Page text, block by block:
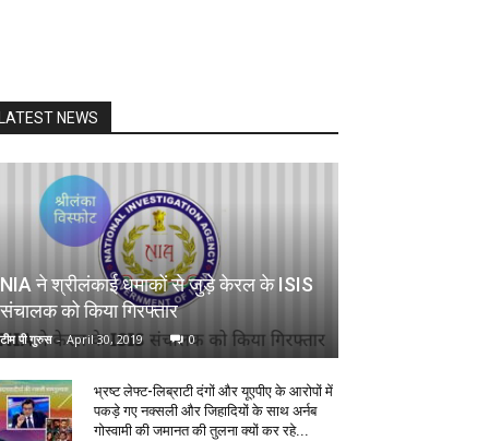
LATEST NEWS
NIA ने श्रीलंकाई धमाकों से जुड़े केरल के ISIS
संचालक को किया गिरफ्तार
टीम पी गुरुस - April 30, 2019 0
भ्रष्ट लेफ्ट-लिब्राटी दंगों और यूएपीए के आरोपों में
पकड़े गए नक्सली और जिहादियों के साथ अर्नब
गोस्वामी की जमानत की तुलना क्यों कर रहे...